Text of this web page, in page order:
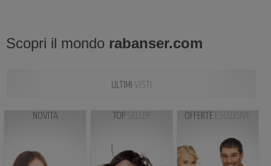
Scopri il mondo rabanser.com
ULTIMI VISTI
NOVITÀ TOP SELLER OFFERTE ESCLUSIVE